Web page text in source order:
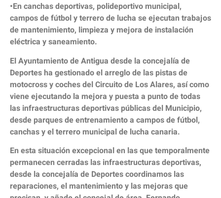
•En canchas deportivas, polideportivo municipal,
campos de fútbol y terrero de lucha se ejecutan trabajos
de mantenimiento, limpieza y mejora de instalación
eléctrica y saneamiento.
El Ayuntamiento de Antigua desde la concejalía de
Deportes ha gestionado el arreglo de las pistas de
motocross y coches del Circuito de Los Alares, así como
viene ejecutando la mejora y puesta a punto de todas
las infraestructuras deportivas públicas del Municipio,
desde parques de entrenamiento a campos de fútbol,
canchas y el terrero municipal de lucha canaria.
En esta situación excepcional en las que temporalmente
permanecen cerradas las infraestructuras deportivas,
desde la concejalía de Deportes coordinamos las
reparaciones, el mantenimiento y las mejoras que